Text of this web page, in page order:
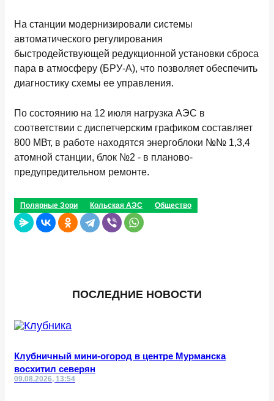
На станции модернизировали системы
автоматического регулирования
быстродействующей редукционной установки сброса
пара в атмосферу (БРУ-А), что позволяет обеспечить
диагностику схемы ее управления.
По состоянию на 12 июля нагрузка АЭС в
соответствии с диспетчерским графиком составляет
800 МВт, в работе находятся энергоблоки №№ 1,3,4
атомной станции, блок №2 - в планово-
предупредительном ремонте.
Полярные Зори Кольская АЭС Общество
ПОСЛЕДНИЕ НОВОСТИ
Клубничный мини-огород в центре Мурманска
восхитил северян
09.08.2026, 13:54